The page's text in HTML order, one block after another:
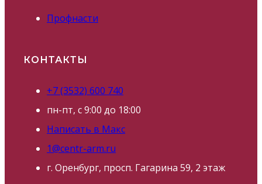
Профнасти
КОНТАКТЫ
+7 (3532) 600 740
пн-пт, с 9:00 до 18:00
Написать в Макс
1@centr-arm.ru
г. Оренбург, просп. Гагарина 59, 2 этаж